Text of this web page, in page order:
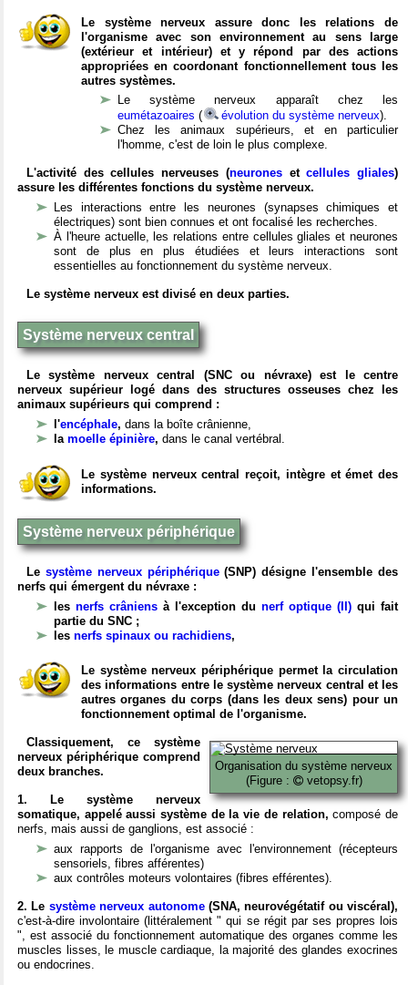
Le système nerveux assure donc les relations de
l'organisme avec son environnement au sens large
(extérieur et intérieur) et y répond par des actions
appropriées en coordonant fonctionnellement tous les
autres systèmes.
Le système nerveux apparaît chez les
eumétazoaires ( évolution du système nerveux).
Chez les animaux supérieurs, et en particulier
l'homme, c'est de loin le plus complexe.
L'activité des cellules nerveuses (neuronesetcellules gliales)
assure les différentes fonctions du système nerveux.
Les interactions entre les neurones (synapses chimiques et
électriques) sont bien connues et ont focalisé les recherches.
À l'heure actuelle, les relations entre cellules gliales et neurones
sont de plus en plus étudiées et leurs interactions sont
essentielles au fonctionnement du système nerveux.
Le système nerveux est divisé en deux parties.
Système nerveux central
Le système nerveux central (SNC ou névraxe) est le centre
nerveux supérieur logé dans des structures osseuses chez les
animaux supérieurs qui comprend :
l'encéphale, dans la boîte crânienne,
la moelle épinière, dans le canal vertébral.
Le système nerveux central reçoit, intègre et émet des
informations.
Système nerveux périphérique
Le système nerveux périphérique(SNP) désigne l'ensemble des
nerfs qui émergent du névraxe :
les nerfs crâniens à l'exception du nerf optique (II) qui fait
partie du SNC ;
les nerfs spinaux ou rachidiens,
Le système nerveux périphérique permet la circulation
des informations entre le système nerveux central et les
autres organes du corps (dans les deux sens) pour un
fonctionnement optimal de l'organisme.
Organisation du système nerveux
(Figure :
vetopsy.fr)
Classiquement, ce système
nerveux périphérique comprend
deux branches.
1. Le système nerveux
somatique, appelé aussi système de la vie de relation, composé de
nerfs, mais aussi de ganglions, est associé :
aux rapports de l'organisme avec l'environnement (récepteurs
sensoriels, fibres afférentes)
aux contrôles moteurs volontaires (fibres efférentes).
2. Le système nerveux autonome(SNA, neurovégétatif ou viscéral),
c'est-à-dire involontaire (littéralement " qui se régit par ses propres lois
", est associé du fonctionnement automatique des organes comme les
muscles lisses, le muscle cardiaque, la majorité des glandes exocrines
ou endocrines.